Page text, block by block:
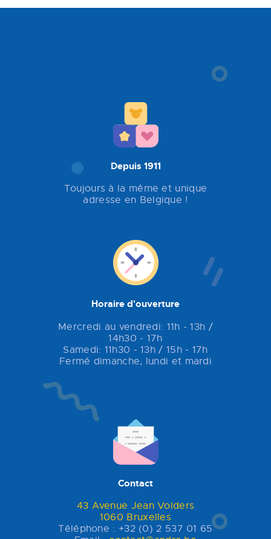
Depuis 1911
Toujours à la même et unique
adresse en Belgique !
Horaire d'ouverture
Mercredi au vendredi: 11h - 13h /
14h30 - 17h
Samedi: 11h30 - 13h / 15h - 17h
Fermé dimanche, lundi et mardi
Contact
43 Avenue Jean Volders
1060 Bruxelles
Téléphone : +32 (0) 2 537 01 65